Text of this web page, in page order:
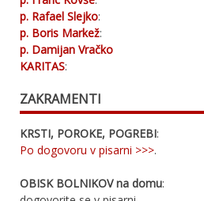
p. Rafael Slejko:
p. Boris Markež:
p. Damijan Vračko
KARITAS:
ZAKRAMENTI
KRSTI, POROKE, POGREBI:
Po dogovoru v pisarni >>>.
OBISK BOLNIKOV na domu: